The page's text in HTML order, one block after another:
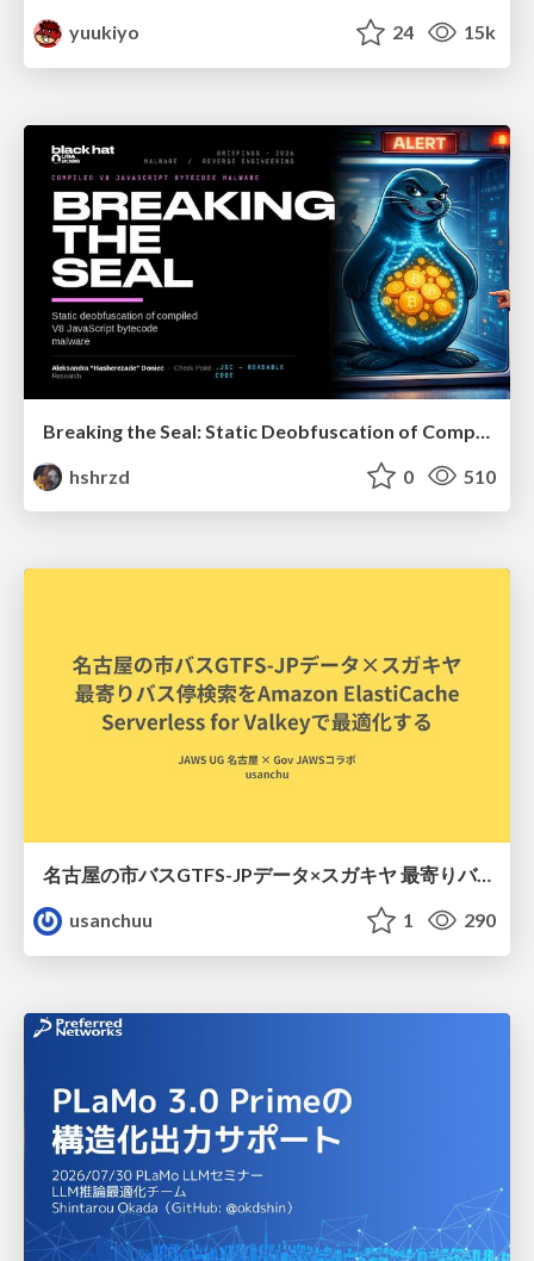
yuukiyo
24 15k
hshrzd
0 510
名古屋の市バスGTFS-JPデータ×スガキヤ 最寄りバス停検索をAmazon ElastiCache Serverless for Valkeyで最適化する
usanchuu
1 290